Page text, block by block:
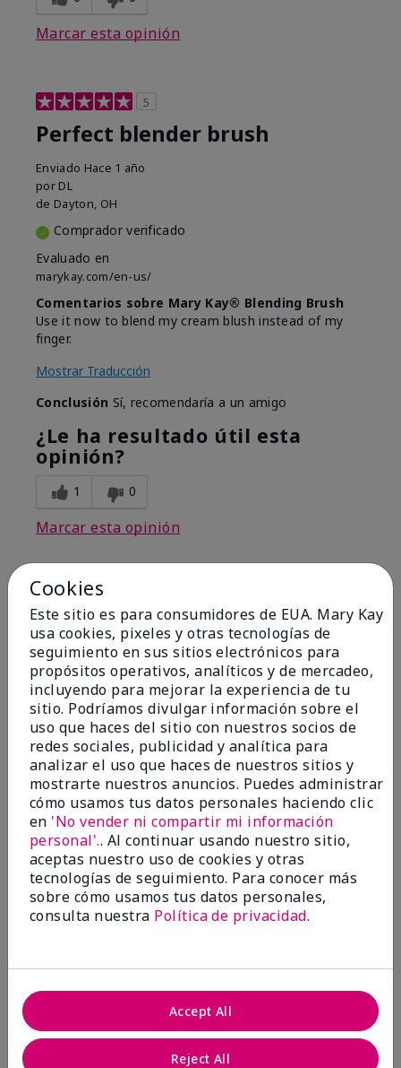
Marcar esta opinión
5
Perfect blender brush
Enviado Hace 1 año
por DL
de Dayton, OH
Comprador verificado
Evaluado en
marykay.com/en-us/
Comentarios sobre Mary Kay® Blending Brush
Use it now to blend my cream blush instead of my
finger.
Mostrar Traducción
Conclusión Sí, recomendaría a un amigo
¿Le ha resultado útil esta
opinión?
1 0
Marcar esta opinión
Blending brush
EnviadoHace 1 año
porPam
de Liberty
Comprador verificado
Evaluado en
marykay.com/en-us/
Comentarios sobre Mary Kay® Blending Brush
I love this brush. It is the best brush that I have ever
had.
Mostrar Traducción
Mary Kay products
are giving me my
Sí, recomendaría a un amigo
¿Le ha resultado útil esta
Cookies
Este sitio es para consumidores de EUA. Mary Kay
usa cookies, pixeles y otras tecnologías de
seguimiento en sus sitios electrónicos para
propósitos operativos, analíticos y de mercadeo,
incluyendo para mejorar la experiencia de tu
sitio. Podríamos divulgar información sobre el
uso que haces del sitio con nuestros socios de
redes sociales, publicidad y analítica para
analizar el uso que haces de nuestros sitios y
mostrarte nuestros anuncios. Puedes administrar
cómo usamos tus datos personales haciendo clic
en 'No vender ni compartir mi información
personal'.. Al continuar usando nuestro sitio,
aceptas nuestro uso de cookies y otras
tecnologías de seguimiento. Para conocer más
sobre cómo usamos tus datos personales,
consulta nuestra Política de privacidad.
Reject All
Accept All